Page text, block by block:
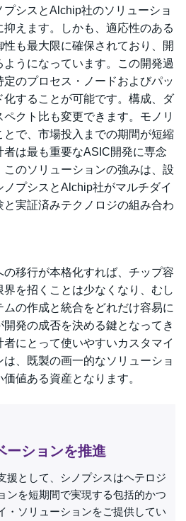
シスとAlchip社のソリューショ
えます。しかも、適応性のある
も最大限に確保されており、開
うになっています。この開発過
のプロセス・ノードおよびパッ
することが可能です。構成、ダ
クト比も変更できます。モノリ
で、市場投入までの期間が短縮
者は最も重要なASIC開発に専念
のソリューションの強みは、設
プシスとAlchip社がマルチダイ
実証済みテクノロジの組み合わ
移行が本格化すれば、チップ容
を招くことは少なくなり、むし
の作成と統合をどれだけ容易に
発の成否を決める鍵となってき
にとって使いやすいカスタマイ
、既製の画一的なソリューショ
値ある資産となります。
ーションを推進
援として、シノプシスはヘテロジ
ンを短期間で実現する包括的かつ
・ソリューションをご提供してい